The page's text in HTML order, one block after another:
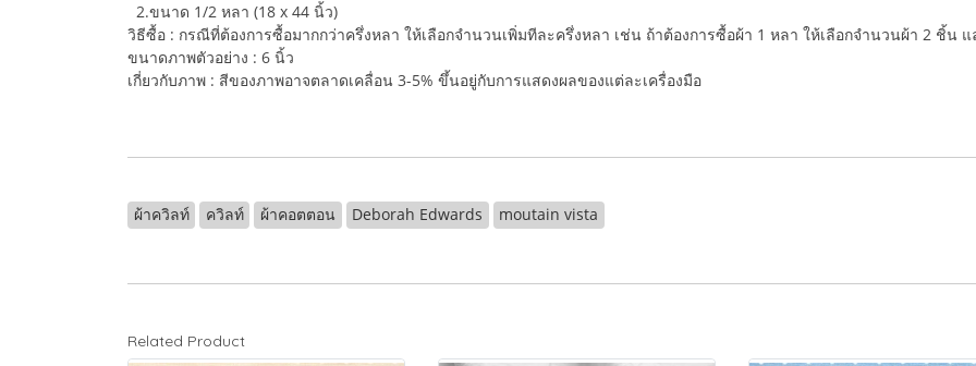
2.ขนาด 1/2 หลา (18 x 44 นิ้ว)
วิธีซื้อ : กรณีที่ต้องการซื้อมากกว่าครึ่งหลา ให้เลือกจำนวนเพิ่มทีละครึ่งหลา เช่น ถ้าต้องการซื้อผ้า 1 หลา ให้เลือกจำนวนผ้า 2 ชิ้น
ขนาดภาพตัวอย่าง : 6 นิ้ว
เกี่ยวกับภาพ : สีของภาพอาจตลาดเคลื่อน 3-5% ขึ้นอยู่กับการแสดงผลของแต่ละเครื่องมือ
ผ้าควิลท์ ควิลท์ ผ้าคอตตอน Deborah Edwards moutain vista
Related Product